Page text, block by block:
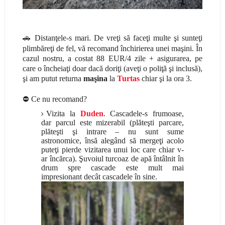
🚗 Distanţele-s mari. De vreţi să faceţi multe şi sunteţi
plimbăreţi de fel, vă recomand închirierea unei maşini. În
cazul nostru, a costat 88 EUR/4 zile + asigurarea, pe
care o încheiaţi doar dacă doriţi (aveţi o poliţă şi inclusă),
şi am putut returna maşina la Turtaschiar şi la ora 3.
⛔ Ce nu recomand?
Vizita la Duden. Cascadele-s frumoase,
dar parcul este mizerabil (plăteşti parcare,
plăteşti şi intrare – nu sunt sume
astronomice, însă alegând să mergeţi acolo
puteţi pierde vizitarea unui loc care chiar v-
ar încărca). Şuvoiul turcoaz de apă întâlnit în
drum spre cascade este mult mai
impresionant decât cascadele în sine.